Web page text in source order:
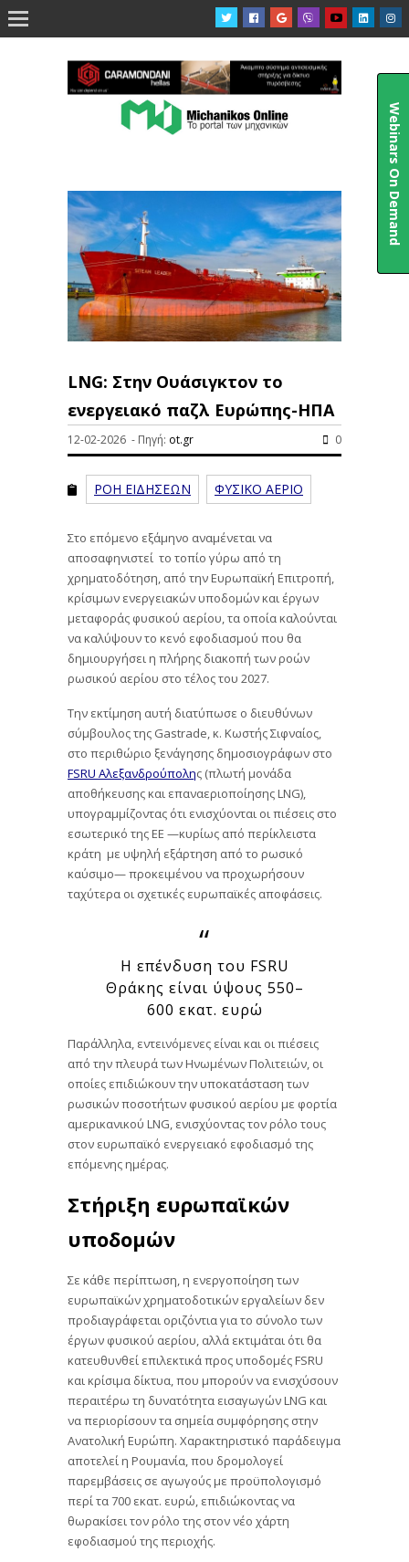

LNG: Στην Ουάσιγκτον το
ενεργειακό παζλ Ευρώπης-ΗΠΑ
12-02-2026 - Πηγή: ot.gr 0
ΡΟΗ ΕΙΔΗΣΕΩΝ ΦΥΣΙΚΟ ΑΕΡΙΟ
Στο επόμενο εξάμηνο αναμένεται να
αποσαφηνιστεί το τοπίο γύρω από τη
χρηματοδότηση, από την Ευρωπαϊκή Επιτροπή,
κρίσιμων ενεργειακών υποδομών και έργων
μεταφοράς φυσικού αερίου, τα οποία καλούνται
να καλύψουν το κενό εφοδιασμού που θα
δημιουργήσει η πλήρης διακοπή των ροών
ρωσικού αερίου στο τέλος του 2027.
Την εκτίμηση αυτή διατύπωσε ο διευθύνων
σύμβουλος της Gastrade, κ. Κωστής Σιφναίος,
στο περιθώριο ξενάγησης δημοσιογράφων στο
FSRU Αλεξανδρούπολης (πλωτή μονάδα
αποθήκευσης και επαναεριοποίησης LNG),
υπογραμμίζοντας ότι ενισχύονται οι πιέσεις στο
εσωτερικό της ΕΕ —κυρίως από περίκλειστα
κράτη με υψηλή εξάρτηση από το ρωσικό
καύσιμο— προκειμένου να προχωρήσουν
ταχύτερα οι σχετικές ευρωπαϊκές αποφάσεις.
Η επένδυση του FSRU
Θράκης είναι ύψους 550–
600 εκατ. ευρώ
Παράλληλα, εντεινόμενες είναι και οι πιέσεις
από την πλευρά των Ηνωμένων Πολιτειών, οι
οποίες επιδιώκουν την υποκατάσταση των
ρωσικών ποσοτήτων φυσικού αερίου με φορτία
αμερικανικού LNG, ενισχύοντας τον ρόλο τους
στον ευρωπαϊκό ενεργειακό εφοδιασμό της
επόμενης ημέρας.
Στήριξη ευρωπαϊκών
υποδομών
Σε κάθε περίπτωση, η ενεργοποίηση των
ευρωπαϊκών χρηματοδοτικών εργαλείων δεν
προδιαγράφεται οριζόντια για το σύνολο των
έργων φυσικού αερίου, αλλά εκτιμάται ότι θα
κατευθυνθεί επιλεκτικά προς υποδομές FSRU
και κρίσιμα δίκτυα, που μπορούν να ενισχύσουν
περαιτέρω τη δυνατότητα εισαγωγών LNG και
να περιορίσουν τα σημεία συμφόρησης στην
Ανατολική Ευρώπη. Χαρακτηριστικό παράδειγμα
αποτελεί η Ρουμανία, που δρομολογεί
παρεμβάσεις σε αγωγούς με προϋπολογισμό
περί τα 700 εκατ. ευρώ, επιδιώκοντας να
θωρακίσει τον ρόλο της στον νέο χάρτη
εφοδιασμού της περιοχής.
Webinars On Demand